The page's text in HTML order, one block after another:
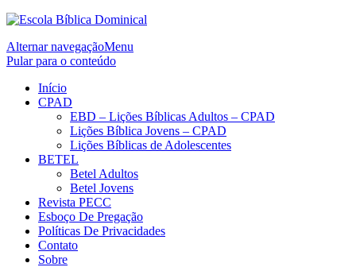
Alternar navegaçãoMenu
Pular para o conteúdo
Início
CPAD
EBD – Lições Bíblicas Adultos – CPAD
Lições Bíblica Jovens – CPAD
Lições Bíblicas de Adolescentes
BETEL
Betel Adultos
Betel Jovens
Revista PECC
Esboço De Pregação
Políticas De Privacidades
Contato
Sobre